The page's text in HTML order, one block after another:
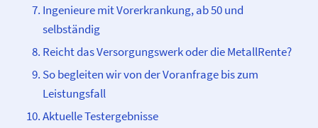
Ingenieure mit Vorerkrankung, ab 50 und
selbständig
Reicht das Versorgungswerk oder die MetallRente?
So begleiten wir von der Voranfrage bis zum
Leistungsfall
Aktuelle Testergebnisse